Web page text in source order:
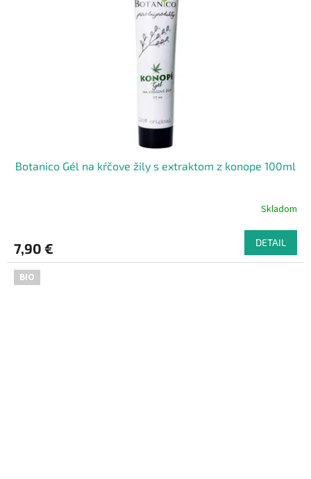
Botanico Gél na kŕčove žily s extraktom z konope 100ml
Skladom
7,90 € DETAIL
BIO